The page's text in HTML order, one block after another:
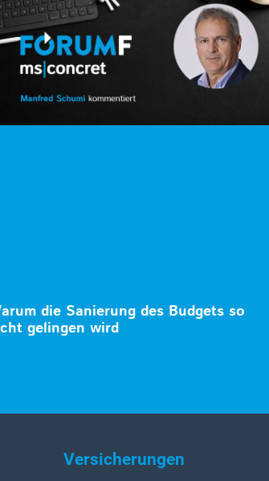
die Sanierung des Budgets so
gelingen wird
Versicherungen